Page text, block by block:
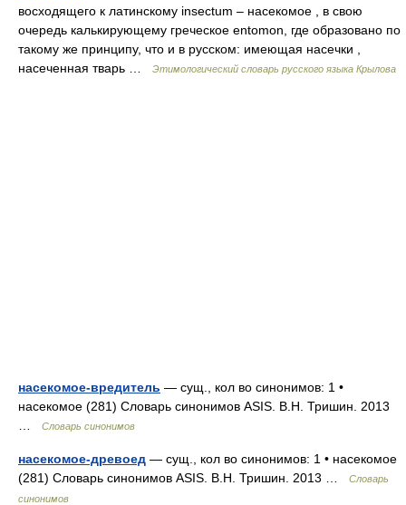
восходящего к латинскому insectum – насекомое , в свою
очередь калькирующему греческое entomon, где образовано по
такому же принципу, что и в русском: имеющая насечки ,
насеченная тварь …
Этимологический словарь русского языка Крылова
насекомое-вредитель — сущ., кол во синонимов: 1 •
насекомое (281) Словарь синонимов ASIS. В.Н. Тришин. 2013
Словарь синонимов
насекомое-древоед — сущ., кол во синонимов: 1 • насекомое
(281) Словарь синонимов ASIS. В.Н. Тришин. 2013 …
Словарь
синонимов